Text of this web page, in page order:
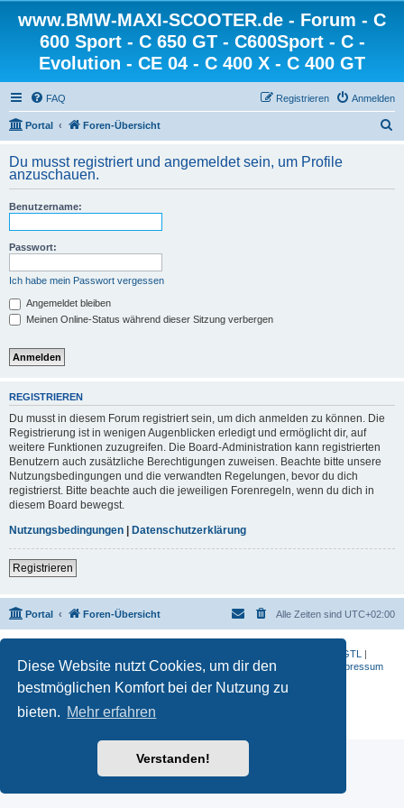
Diese Website nutzt Cookies, um dir den
bestmöglichen Komfort bei der Nutzung zu
bieten. Mehr erfahren
Verstanden!
www.BMW-MAXI-SCOOTER.de - Forum - C
600 Sport - C 650 GT - C600Sport - C -
Evolution - CE 04 - C 400 X - C 400 GT
FAQ Anmelden
Registrieren
Portal Foren-Übersicht
h
Du musst registriert und angemeldet sein, um Profile
anzuschauen.
Benutzername:
Passwort:
Ich habe mein Passwort vergessen
Angemeldet bleiben
Meinen Online-Status während dieser Sitzung verbergen
REGISTRIEREN
Du musst in diesem Forum registriert sein, um dich anmelden zu können. Die
Registrierung ist in wenigen Augenblicken erledigt und ermöglicht dir, auf
weitere Funktionen zuzugreifen. Die Board-Administration kann registrierten
Benutzern auch zusätzliche Berechtigungen zuweisen. Beachte bitte unsere
Nutzungsbedingungen und die verwandten Regelungen, bevor du dich
registrierst. Bitte beachte auch die jeweiligen Forenregeln, wenn du dich in
diesem Board bewegst.
Nutzungsbedingungen | Datenschutzerklärung
Registrieren
Portal Foren-Übersicht Alle Zeiten sind UTC+02:00
K 1600 GTL
|
S 1000 RR|G 650 X| R1200ST|F 800 R |Datenschutzerklärung Impressum
Powered byphpBB ® Forum Software © phpBB Limited
Deutsche Übersetzung durch
Datenschutz